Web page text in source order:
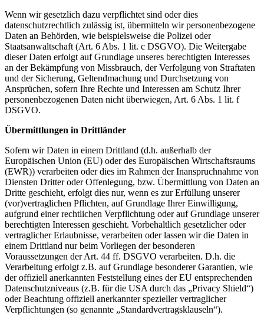
Wenn wir gesetzlich dazu verpflichtet sind oder dies
datenschutzrechtlich zulässig ist, übermitteln wir personenbezogene
Daten an Behörden, wie beispielsweise die Polizei oder
Staatsanwaltschaft (Art. 6 Abs. 1 lit. c DSGVO). Die Weitergabe
dieser Daten erfolgt auf Grundlage unseres berechtigten Interesses
an der Bekämpfung von Missbrauch, der Verfolgung von Straftaten
und der Sicherung, Geltendmachung und Durchsetzung von
Ansprüchen, sofern Ihre Rechte und Interessen am Schutz Ihrer
personenbezogenen Daten nicht überwiegen, Art. 6 Abs. 1 lit. f
DSGVO.
Übermittlungen in Drittländer
Sofern wir Daten in einem Drittland (d.h. außerhalb der
Europäischen Union (EU) oder des Europäischen Wirtschaftsraums
(EWR)) verarbeiten oder dies im Rahmen der Inanspruchnahme von
Diensten Dritter oder Offenlegung, bzw. Übermittlung von Daten an
Dritte geschieht, erfolgt dies nur, wenn es zur Erfüllung unserer
(vor)vertraglichen Pflichten, auf Grundlage Ihrer Einwilligung,
aufgrund einer rechtlichen Verpflichtung oder auf Grundlage unserer
berechtigten Interessen geschieht. Vorbehaltlich gesetzlicher oder
vertraglicher Erlaubnisse, verarbeiten oder lassen wir die Daten in
einem Drittland nur beim Vorliegen der besonderen
Voraussetzungen der Art. 44 ff. DSGVO verarbeiten. D.h. die
Verarbeitung erfolgt z.B. auf Grundlage besonderer Garantien, wie
der offiziell anerkannten Feststellung eines der EU entsprechenden
Datenschutzniveaus (z.B. für die USA durch das „Privacy Shield“)
oder Beachtung offiziell anerkannter spezieller vertraglicher
Verpflichtungen (so genannte „Standardvertragsklauseln“).